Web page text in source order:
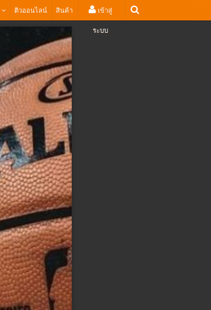
ติวออนไลน์ สินค้า เข้าสู่
ระบบ